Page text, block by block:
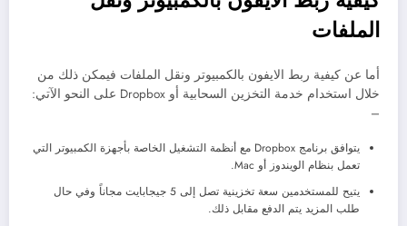
الملفات
أما عن كيفية ربط الايفون بالكمبيوتر ونقل الملفات فيمكن ذلك من
خلال استخدام خدمة التخزين السحابية أو Dropbox على النحو الآتي:
–
يتوافق برنامج Dropbox مع أنظمة التشغيل الخاصة بأجهزة الكمبيوتر التي
تعمل بنظام الويندوز أو Mac.
يتيح للمستخدمين سعة تخزينية تصل إلى 5 جيجابايت مجاناً وفي حال
طلب المزيد يتم الدفع مقابل ذلك.